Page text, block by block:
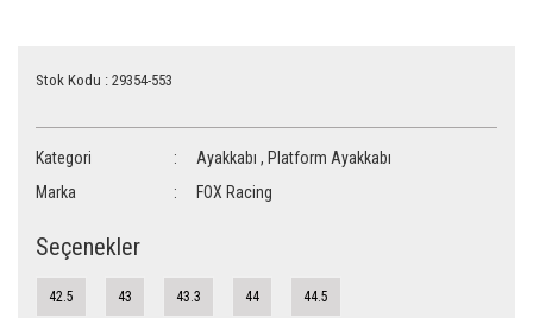
Stok Kodu : 29354-553
Kategori Ayakkabı , Platform Ayakkabı
Marka
FOX Racing
Seçenekler
42.5 43 43.3 44 44.5